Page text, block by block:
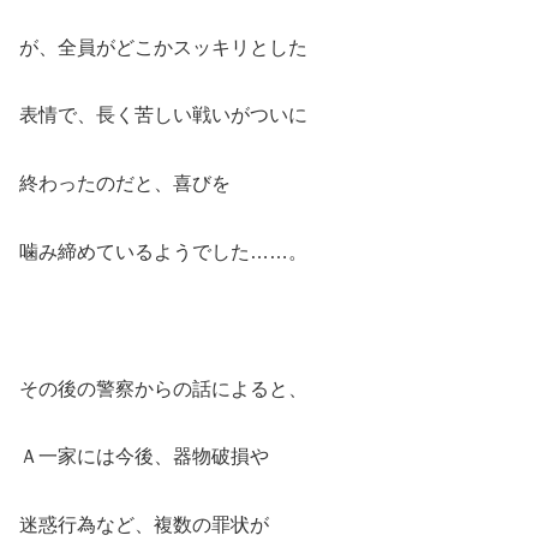
が、全員がどこかスッキリとした
表情で、長く苦しい戦いがついに
終わったのだと、喜びを
噛み締めているようでした……。
その後の警察からの話によると、
Ａ一家には今後、器物破損や
迷惑行為など、複数の罪状が